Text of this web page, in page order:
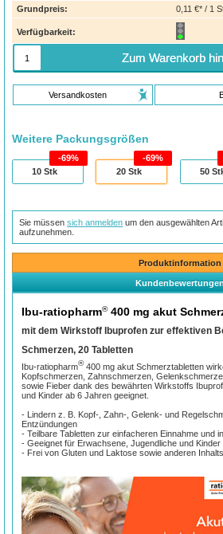
Grundpreis:
0,11 €* / 1
Verfügbarkeit:
Zum Warenkorb
Versandkosten
Weitere Packungsgrößen
10 Stk
69%
20Stk
69%
50
Sie müssensich anmelden um den ausgewählten
aufzunehmen.
Produktinformation
Kundenbewertungen
Ibu-ratiopharm®400 mg akut
mit dem Wirkstoff Ibuprofen zur effektiven
Schmerzen, 20 Tabletten
Ibu-ratiopharm®400 mg akut Schmerztabletten
Kopfschmerzen, Zahnschmerzen,
sowie Fieber dank des bewährten Wirkstoffs
und Kinder ab 6 Jahren geeignet.
- Lindern z. B. Kopf-, Zahn-, Gelenk- und
Entzündungen
- Teilbare Tabletten zur einfacheren Einnahme und
- Geeignet für Erwachsene, Jugendliche und
- Frei von Gluten und Laktose sowie anderen